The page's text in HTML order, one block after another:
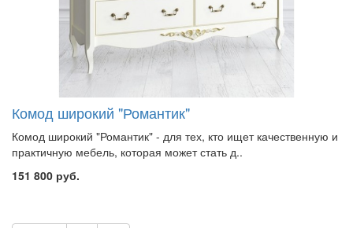
Комод широкий "Романтик"
Комод широкий "Романтик" - для тех, кто ищет качественную и
практичную мебель, которая может стать д..
151 800 руб.